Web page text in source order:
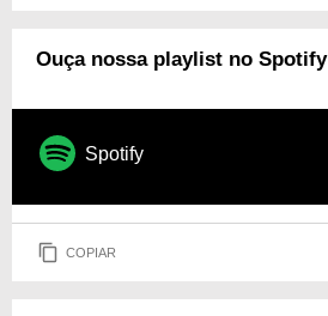
Ouça nossa playlist no Spotify
Spotify
COPIAR